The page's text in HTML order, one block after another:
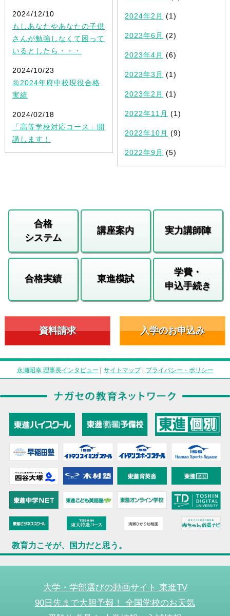
2024/12/10
もしあなたやあなたの子供
さんが勉強しなくて困って
いるとしたら・・・
2024/10/23
㊗2024年府中校現役合格
実績
2024/02/18
「高等学校対応コース」開
講します！
2024年2月 (1)
2023年6月 (2)
2023年4月 (6)
2023年3月 (1)
2023年2月 (1)
2022年11月 (1)
2022年10月 (9)
2022年9月 (5)
合格
システム
講座案内 実力講師陣
合格実績 東進模試
学費・
申込手続き
資料請求 入学のお申込み
永瀬昭幸 理事長インタビュー | サイトマップ| プライバシー・ポリシー
教育力こそが、国力だと思う。
大学・学部選びの動画サイト 東進TV
90日先まで大胆予報！ 全国学校のお天気